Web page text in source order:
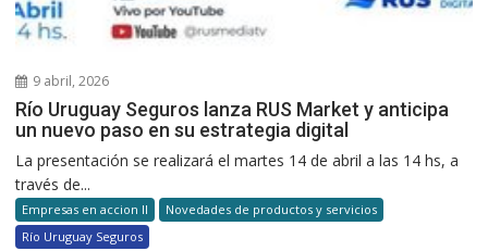
9 abril, 2026
Río Uruguay Seguros lanza RUS Market y anticipa
un nuevo paso en su estrategia digital
La presentación se realizará el martes 14 de abril a las 14 hs, a
través de...
Empresas en accion II
Novedades de productos y servicios
Río Uruguay Seguros